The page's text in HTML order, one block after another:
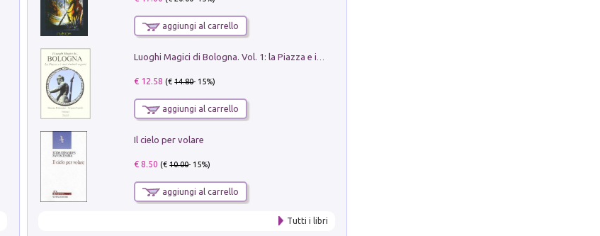
aggiungi al carrello
€ 12.58 (€14.80- 15%)
aggiungi al carrello
Il cielo per volare
€ 8.50 (€10.00- 15%)
aggiungi al carrello
Tutti i libri